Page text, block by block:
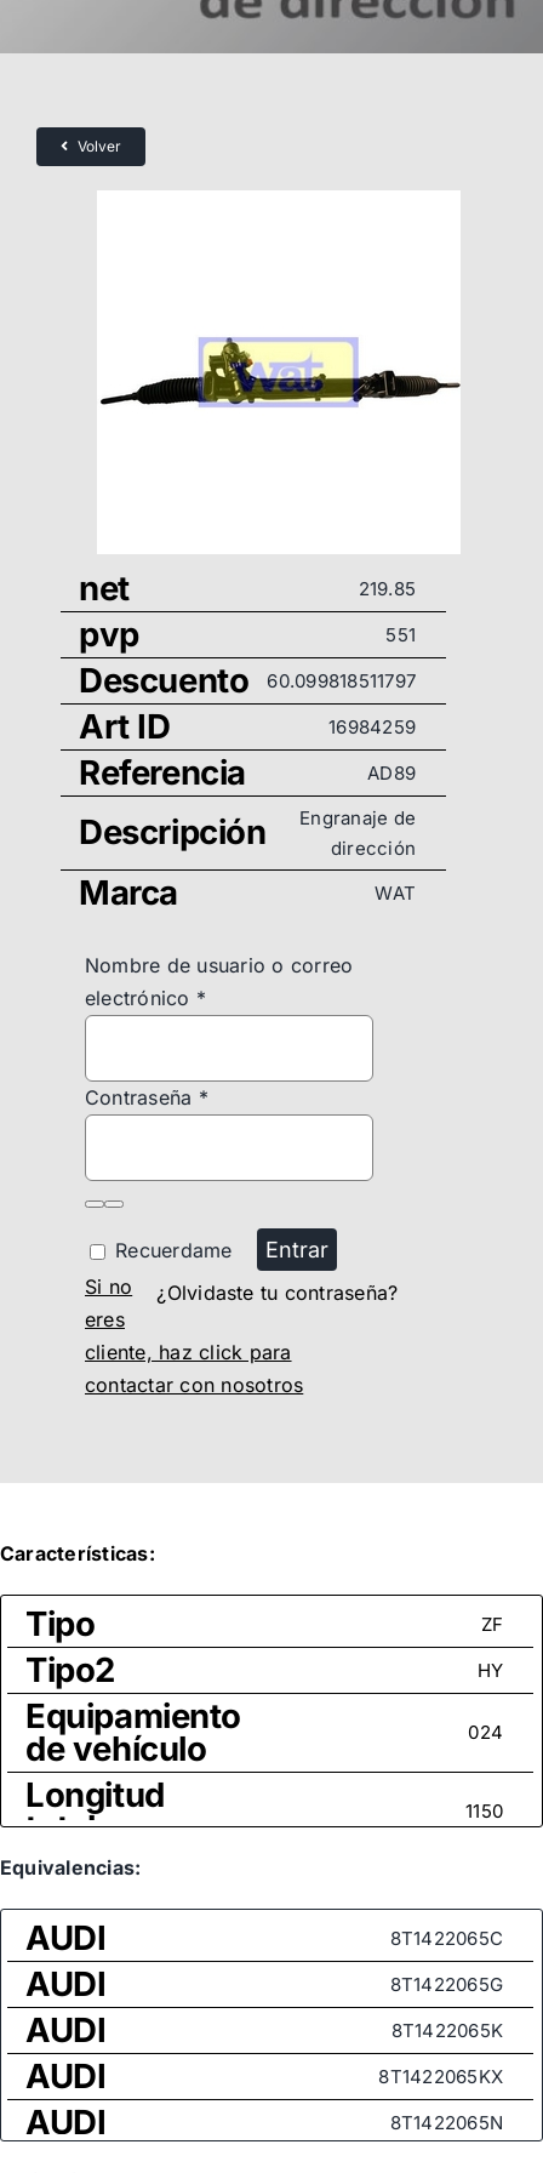
Volver
net 219.85
pvp 551
Descuento 60.099818511797
Art ID 16984259
Referencia AD89
Descripción
Engranaje de
dirección
Marca WAT
Nombre de usuario o correo
electrónico *
Contraseña *
Recuerdame Entrar
¿Olvidaste tu contraseña?
Si no
eres
cliente, haz click para
contactar con nosotros
Características:
Tipo ZF
Tipo2 HY
Equipamiento
de vehículo 024
Longitud
total 1150
Tamaño
rosca
Medida de
rosca (rótula
axial)
M16x1,5
Equivalencias:
AUDI 8T1422065C
AUDI 8T1422065G
AUDI 8T1422065K
AUDI 8T1422065KX
AUDI 8T1422065N